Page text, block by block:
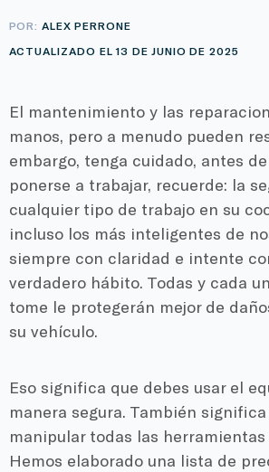
POR:ALEX PERRONE
ACTUALIZADO EL 13 DE JUNIO DE 2025
El mantenimiento y las
manos, pero a menudo pueden
embargo, tenga cuidado, antes
ponerse a trabajar, recuerde: la
cualquier tipo de trabajo en su
incluso los más inteligentes de
siempre con claridad e intente
verdadero hábito. Todas y cada
tome le protegerán mejor de
su vehículo.
Eso significa que debes usar el
manera segura. También
manipular todas las
Hemos elaborado una lista de